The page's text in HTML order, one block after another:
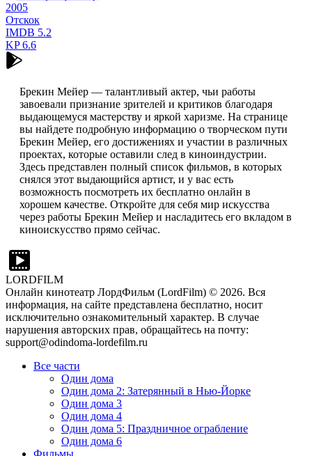
2005
Отскок
IMDB 5.2
KP6.6
Брекин Мейер — талантливый актер, чьи работы
завоевали признание зрителей и критиков благодаря
выдающемуся мастерству и яркой харизме. На странице
вы найдете подробную информацию о творческом пути
Брекин Мейер, его достижениях и участии в различных
проектах, которые оставили след в киноиндустрии.
Здесь представлен полный список фильмов, в которых
снялся этот выдающийся артист, и у вас есть
возможность посмотреть их бесплатно онлайн в
хорошем качестве. Откройте для себя мир искусства
через работы Брекин Мейер и насладитесь его вкладом в
киноискусство прямо сейчас.
LORDFILM
Онлайн кинотеатр ЛордФильм (LordFilm) © 2026. Вся
информация, на сайте представлена бесплатно, носит
исключительно ознакомительный характер. В случае
нарушения авторских прав, обращайтесь на почту:
support@odindoma-lordefilm.ru
Все части
Один дома
Один дома 2: Затерянный в Нью-Йорке
Один дома 3
Один дома 4
Один дома 5: Праздничное ограбление
Один дома 6
Фильмы